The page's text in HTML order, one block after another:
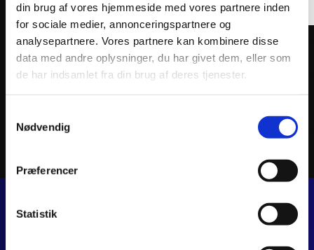
din brug af vores hjemmeside med vores partnere inden
for sociale medier, annonceringspartnere og
analysepartnere. Vores partnere kan kombinere disse
data med andre oplysninger, du har givet dem, eller som
de har indsamlet fra din brug af deres tjenester.
Nødvendig
Præferencer
Statistik
ATHENA PISTON KIT CAST-LITE Ø48,46mm
545kr.
inkl. moms
844